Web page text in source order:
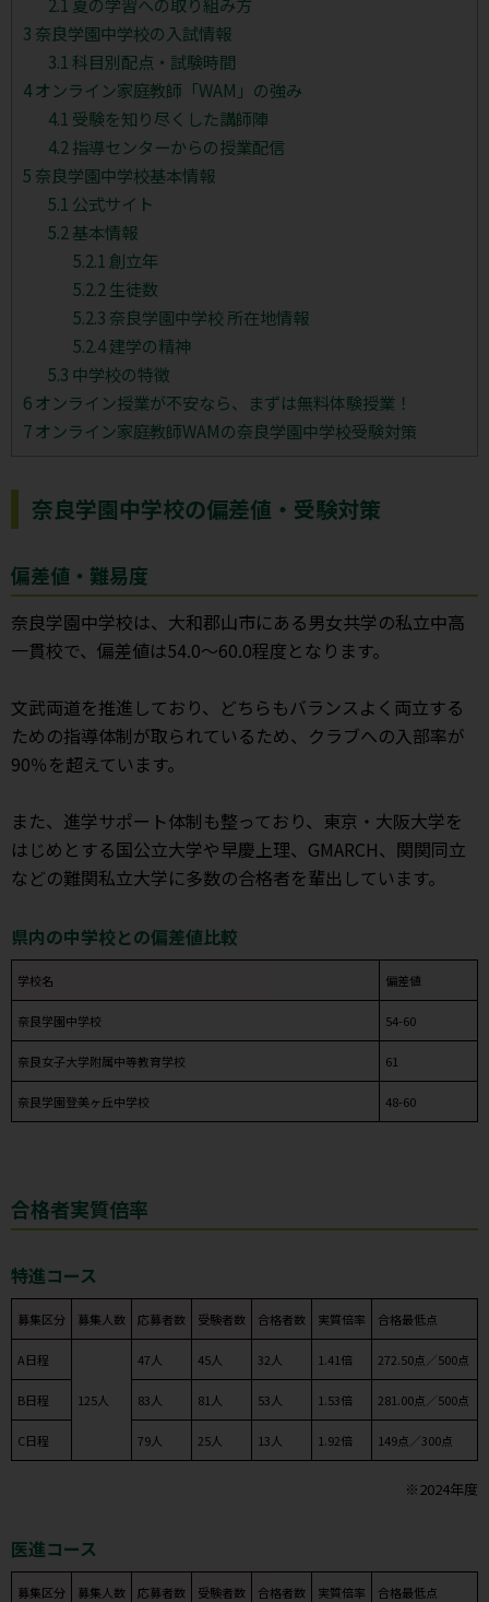
3 奈良学園中学校の入試情報
3.1 科目別配点・試験時間
4オンライン家庭教師「WAM」の強み
4.1 受験を知り尽くした講師陣
4.2 指導センターからの授業配信
5 奈良学園中学校基本情報
5.1 公式サイト
5.2 基本情報
5.2.1 創立年
5.2.2 生徒数
5.2.3 奈良学園中学校 所在地情報
5.2.4建学の精神
5.3 中学校の特徴
6オンライン授業が不安なら、まずは無料体験授業！
7オンライン家庭教師WAMの奈良学園中学校受験対策
奈良学園中学校の偏差値・受験対策
偏差値・難易度
奈良学園中学校は、大和郡山市にある男女共学の私立中高
一貫校で、偏差値は54.0～60.0程度となります。
文武両道を推進しており、どちらもバランスよく両立する
ための指導体制が取られているため、クラブへの入部率が
90％を超えています。
また、進学サポート体制も整っており、東京・大阪大学を
はじめとする国公立大学や早慶上理、GMARCH、関関同立
などの難関私立大学に多数の合格者を輩出しています。
県内の中学校との偏差値比較
学校名 偏差値
奈良学園中学校 54-60
奈良女子大学附属中等教育学校 61
奈良学園登美ヶ丘中学校 48-60
合格者実質倍率
特進コース
募集区分 募集人数 応募者数 受験者数 合格者数 実質倍率 合格最低点
A日程
125人
47人 45人 32人 1.41倍 272.50点／500点
B日程 83人 81人 53人 1.53倍 281.00点／500点
C日程 79人 25人 13人 1.92倍 149点／300点
※2024年度
医進コース
募集区分 募集人数 応募者数 受験者数 合格者数 実質倍率 合格最低点